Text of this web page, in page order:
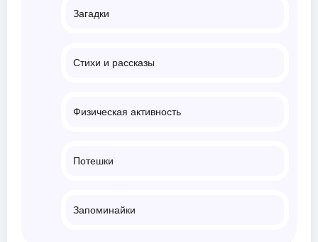
Загадки
Стихи и рассказы
Физическая активность
Потешки
Запоминайки